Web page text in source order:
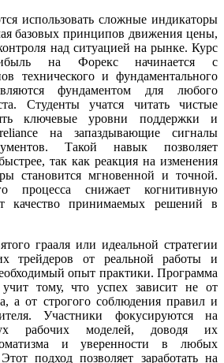
использовать сложные индикаторы
базовых принципов движения цены,
над ситуацией на рынке. Курс
на Форекс начинается с
технического и фундаментального
фундаментом для любого
Студенты учатся читать чистые
ключевые уровни поддержки и
на запаздывающие сигналы
Такой навык позволяет
так как реакция на изменения
становится мгновенной и точной.
процесса снижает когнитивную
качество принимаемых решений в
грааля или идеальной стратегии
трейдеров от реальной работы и
опыт практики. Программа
тому, что успех зависит не от
а от строгого соблюдения правил и
Участники фокусируются на
рабочих моделей, доводя их
и уверенности в любых
подход позволяет заработать на